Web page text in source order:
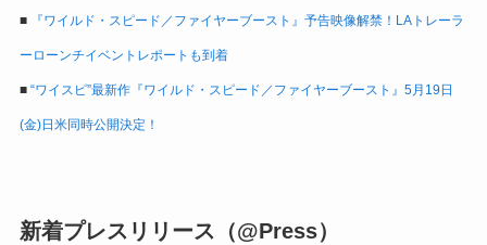
■ 『ワイルド・スピード／ファイヤーブースト』予告映像解禁！LAトレーラ
ーローンチイベントレポートも到着
■ “ワイスピ”最新作『ワイルド・スピード／ファイヤーブースト』5月19日
(金)日米同時公開決定！
新着プレスリリース（@Press）